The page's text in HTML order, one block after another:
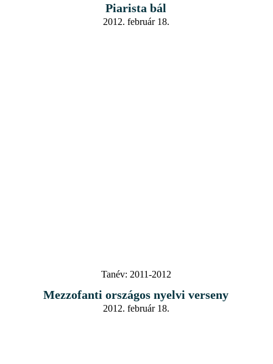
Piarista bál
2012. február 18.
Tanév: 2011-2012
Mezzofanti országos nyelvi verseny
2012. február 18.